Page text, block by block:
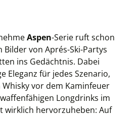
Aspen-Serie ruft schon
von Aprés-Ski-Partys
ins Gedächtnis. Dabei
Eleganz für jedes Szenario,
vor dem Kaminfeuer
Longdrinks im
wirklich hervorzuheben: Auf